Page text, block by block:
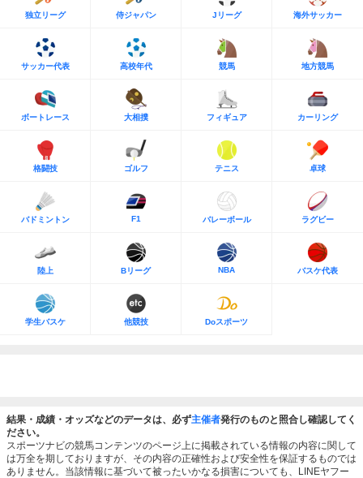
独立リーグ 侍ジャパン Jリーグ 海外サッカー
サッカー代表 高校年代 競馬 地方競馬
ボートレース 大相撲 フィギュア カーリング
格闘技 ゴルフ テニス 卓球
バドミントン F1 バレーボール ラグビー
陸上 Bリーグ NBA バスケ代表
学生バスケ 他競技 Doスポーツ
結果・成績・オッズなどのデータは、必ず主催者発行のものと照合し確認してく
ださい。
スポーツナビの競馬コンテンツのページ上に掲載されている情報の内容に関して
は万全を期しておりますが、その内容の正確性および安全性を保証するものでは
ありません。当該情報に基づいて被ったいかなる損害についても、LINEヤフー